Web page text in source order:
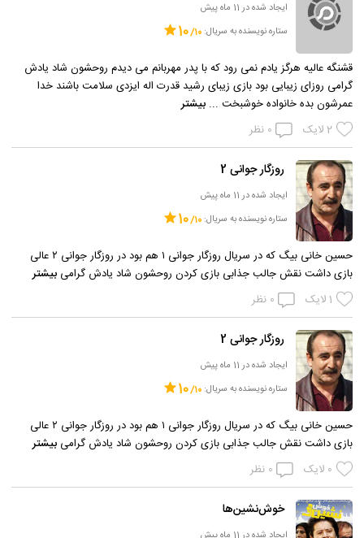
ایجاد شده در 11 ماه پیش
ستاره نویسنده به سریال:
10
قشنگه عالیه هرگز یادم نمی رود که با پدر مهربانم می دیدم روحشون شاد یادش
گرامی روزای زیبایی بود بازی زیبای رشید قدرت اله ایزدی سلامت باشند خدا
عمرشون بده خانواده خوشبخت ...بیشتر
2 لایک 0 نظر
روزگار جوانی 2
ایجاد شده در 11 ماه پیش
ستاره نویسنده به سریال:
10
حسین خانی بیگ که در سریال روزگار جوانی ۱ هم بود در روزگار جوانی ۲ عالی
بازی داشت نقش جالب جذابی بازی کردن روحشون شاد یادش گرامیبیشتر
1لایک 0 نظر
روزگار جوانی 2
ایجاد شده در 11 ماه پیش
ستاره نویسنده به سریال:
10
حسین خانی بیگ که در سریال روزگار جوانی ۱ هم بود در روزگار جوانی ۲ عالی
بازی داشت نقش جالب جذابی بازی کردن روحشون شاد یادش گرامیبیشتر
0 لایک 0 نظر
خوش‌نشین‌ها